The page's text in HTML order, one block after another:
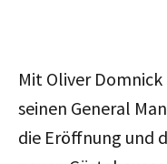
Mit Oliver
seinen General
die Eröffnung und